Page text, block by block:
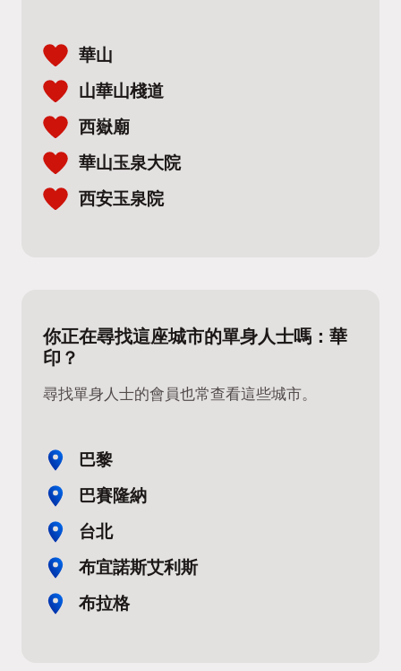
華山
山華山棧道
西嶽廟
華山玉泉大院
西安玉泉院
你正在尋找這座城市的單身人士嗎：華
印？
尋找單身人士的會員也常查看這些城市。
巴黎
巴賽隆納
台北
布宜諾斯艾利斯
布拉格